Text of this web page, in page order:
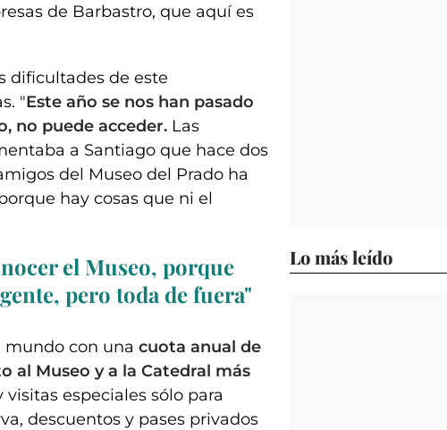
de Barbastro, que aquí es
dificultades de este
"Este año se nos han pasado
no puede acceder. Las
a Santiago que hace dos
del Museo del Prado ha
hay cosas que ni el
el Museo, porque
pero toda de fuera"
mundo con una cuota anual de
al Museo y a la Catedral más
visitas especiales sólo para
descuentos y pases privados
Lo más leído